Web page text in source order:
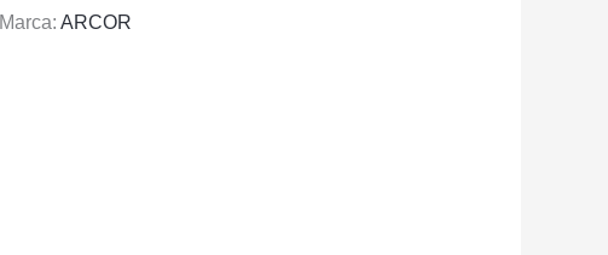
Marca:ARCOR